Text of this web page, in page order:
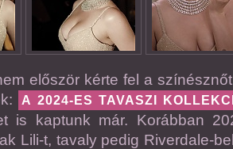
először kérte fel a
A 2024-ES TAVASZI
is kaptunk már. Korábban
Lili-t, tavaly pedig Riverdale-